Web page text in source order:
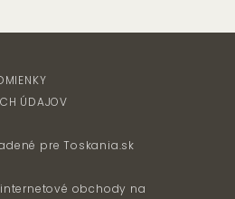
ÚDAJOV
preToskania.sk
obchody na